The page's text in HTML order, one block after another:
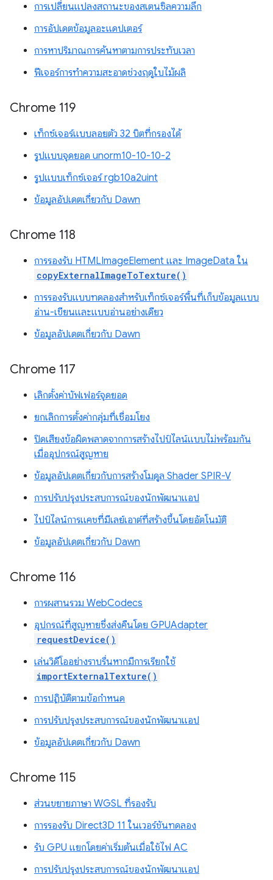
การเปลี่ยนแปลงสถานะของสเตนซิลความลึก
การอัปเดตข้อมูลอะแดปเตอร์
การหาปริมาณการค้นหาตามการประทับเวลา
ฟีเจอร์การทำความสะอาดช่วงฤดูใบไม้ผลิ
Chrome 119
เท็กซ์เจอร์แบบลอยตัว 32 บิตที่กรองได้
รูปแบบจุดยอด unorm10-10-10-2
รูปแบบเท็กซ์เจอร์ rgb10a2uint
ข้อมูลอัปเดตเกี่ยวกับ Dawn
Chrome 118
การรองรับ HTMLImageElement และ ImageData ใน
copyExternalImageToTexture()
การรองรับแบบทดลองสำหรับเท็กซ์เจอร์พื้นที่เก็บข้อมูลแบบ
อ่าน-เขียนและแบบอ่านอย่างเดียว
ข้อมูลอัปเดตเกี่ยวกับ Dawn
Chrome 117
เลิกตั้งค่าบัฟเฟอร์จุดยอด
ยกเลิกการตั้งค่ากลุ่มที่เชื่อมโยง
ปิดเสียงข้อผิดพลาดจากการสร้างไปป์ไลน์แบบไม่พร้อมกัน
เมื่ออุปกรณ์สูญหาย
ข้อมูลอัปเดตเกี่ยวกับการสร้างโมดูล Shader SPIR-V
การปรับปรุงประสบการณ์ของนักพัฒนาแอป
ไปป์ไลน์การแคชที่มีเลย์เอาต์ที่สร้างขึ้นโดยอัตโนมัติ
ข้อมูลอัปเดตเกี่ยวกับ Dawn
Chrome 116
การผสานรวม WebCodecs
อุปกรณ์ที่สูญหายซึ่งส่งคืนโดย GPUAdapter
requestDevice()
เล่นวิดีโออย่างราบรื่นหากมีการเรียกใช้
importExternalTexture()
การปฏิบัติตามข้อกำหนด
การปรับปรุงประสบการณ์ของนักพัฒนาแอป
ข้อมูลอัปเดตเกี่ยวกับ Dawn
Chrome 115
ส่วนขยายภาษา WGSL ที่รองรับ
การรองรับ Direct3D 11 ในเวอร์ชันทดลอง
รับ GPU แยกโดยค่าเริ่มต้นเมื่อใช้ไฟ AC
การปรับปรุงประสบการณ์ของนักพัฒนาแอป